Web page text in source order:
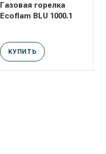
Газовая горелка
Ecoflam BLU 1000.1
КУПИТЬ